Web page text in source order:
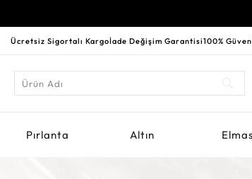
Ücretsiz Sigortalı Kargoİade Değişim Garantisi100%
Pırlanta Altın Elmas